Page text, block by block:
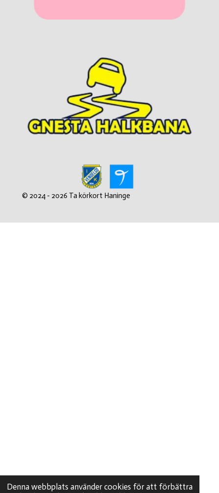
Denna webbplats använder cookies för att förbättra
© 2024 - 2026 Ta körkort Haninge